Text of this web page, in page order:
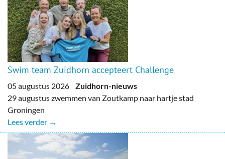
Swim team Zuidhorn accepteert Challenge
05 augustus 2026 Zuidhorn-nieuws
29 augustus zwemmen van Zoutkamp naar hartje stad
Groningen
Lees verder →